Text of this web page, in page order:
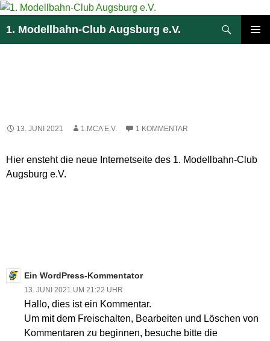
Zum
springen
1. Modellbahn-Club Augsburg e.V.
13. JUNI 2021 1.MCA E.V. 1 KOMMENTAR
Hier ensteht die neue Internetseite des 1. Modellbahn-Club
Augsburg e.V.
Ein WordPress-Kommentator
13. JUNI 2021 UM 21:22 UHR
Hallo, dies ist ein Kommentar.
Um mit dem Freischalten, Bearbeiten und Löschen von
Kommentaren zu beginnen, besuche bitte die